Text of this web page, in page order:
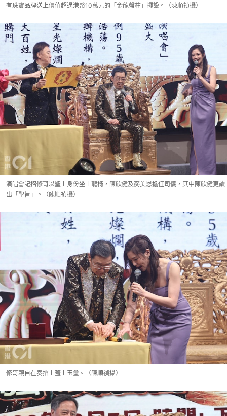
有珠寶品牌送上價值超過港幣10萬元的「金龍盤柱」擺設。（陳順禎攝）
演唱會記招修哥以聖上身份坐上龍椅，陳欣健及麥美恩擔任司儀，其中陳欣健更讀
出「聖旨」。（陳順禎攝）
修哥親自在奏摺上蓋上玉璽。（陳順禎攝）